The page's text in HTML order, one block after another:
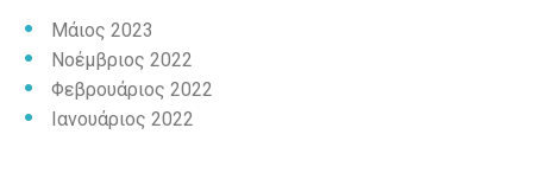
Μάιος 2023
Νοέμβριος 2022
Φεβρουάριος 2022
Ιανουάριος 2022